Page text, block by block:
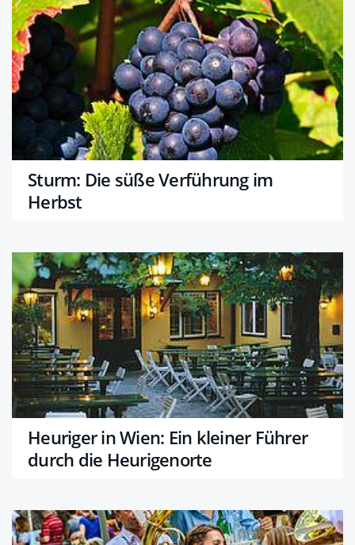
Sturm: Die süße Verführung im
Herbst
Heuriger in Wien: Ein kleiner Führer
durch die Heurigenorte